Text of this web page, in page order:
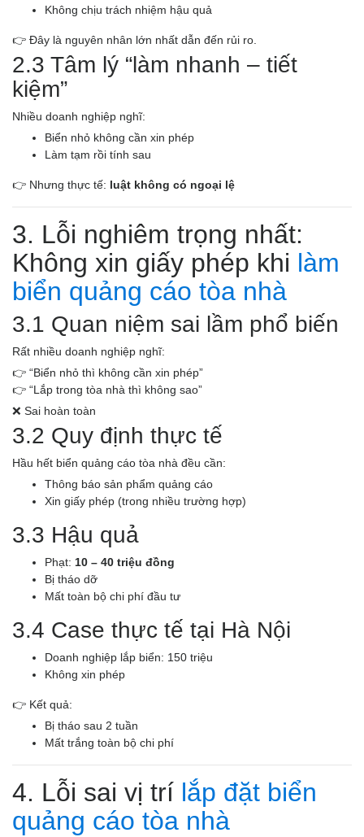
Không chịu trách nhiệm hậu quả
👉 Đây là nguyên nhân lớn nhất dẫn đến rủi ro.
2.3 Tâm lý “làm nhanh – tiết
kiệm”
Nhiều doanh nghiệp nghĩ:
Biển nhỏ không cần xin phép
Làm tạm rồi tính sau
👉 Nhưng thực tế: luật không có ngoại lệ
3. Lỗi nghiêm trọng nhất:
Không xin giấy phép khi làm
biển quảng cáo tòa nhà
3.1 Quan niệm sai lầm phổ biến
Rất nhiều doanh nghiệp nghĩ:
👉 “Biển nhỏ thì không cần xin phép”
👉 “Lắp trong tòa nhà thì không sao”
❌ Sai hoàn toàn
3.2 Quy định thực tế
Hầu hết biển quảng cáo tòa nhà đều cần:
Thông báo sản phẩm quảng cáo
Xin giấy phép (trong nhiều trường hợp)
3.3 Hậu quả
Phạt: 10 – 40 triệu đồng
Bị tháo dỡ
Mất toàn bộ chi phí đầu tư
3.4 Case thực tế tại Hà Nội
Doanh nghiệp lắp biển: 150 triệu
Không xin phép
👉 Kết quả:
Bị tháo sau 2 tuần
Mất trắng toàn bộ chi phí
4. Lỗi sai vị trí lắp đặt biển
quảng cáo tòa nhà